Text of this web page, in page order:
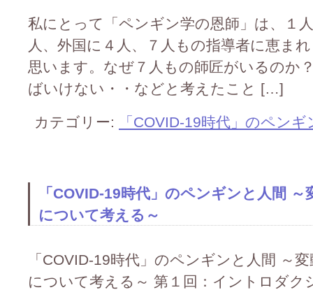
私にとって「ペンギン学の恩師」は、１
人、外国に４人、７人もの指導者に恵ま
思います。なぜ７人もの師匠がいるのか
ばいけない・・などと考えたこと […]
カテゴリー: 「COVID-19時代」のペンギ
「COVID-19時代」のペンギンと人間
について考える～
「COVID-19時代」のペンギンと人間 ～
について考える～ 第１回：イントロダク